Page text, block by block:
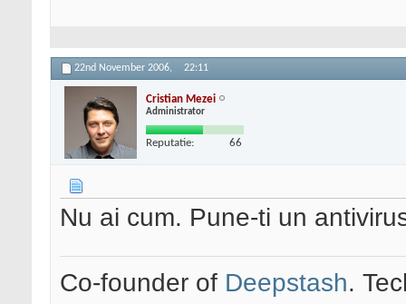
22nd November 2006, 22:11
Cristian Mezei
Administrator
Reputatie: 66
Nu ai cum. Pune-ti un
Co-founder of Deepstash.